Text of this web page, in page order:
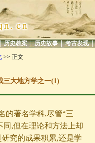
| 历史教案 | 历史故事 | 考古发现 |
>> 正文
三大地方学之一(1)
的著名学科,尽管“三
同,但在理论和方法上却
究的成果积累,还是学